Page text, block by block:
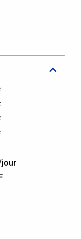
jour